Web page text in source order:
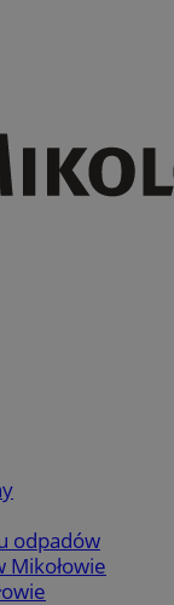
odpadów
Mikołowie